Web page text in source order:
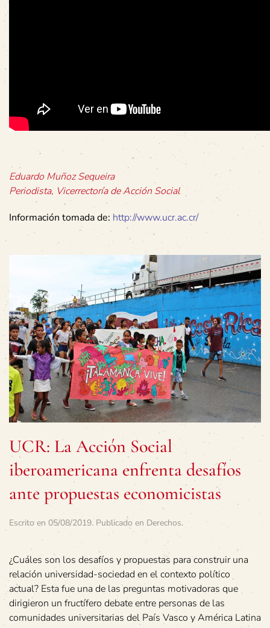
Eduardo Muñoz Sequeira
Periodista, Vicerrectoría de Acción Social
Información tomada de: http://www.ucr.ac.cr/
UCR: La Acción Social
iberoamericana enfrenta desafíos
ante propuestas economicistas
Escrito en 05/08/2019. Publicado en Derechos.
¿Cuáles son los desafíos y propuestas para construir una
relación universidad-sociedad en el contexto político
actual? Esta fue una de las preguntas motivadoras que
dirigieron un fructífero debate entre personas de las
comunidades universitarias del País Vasco y América Latina